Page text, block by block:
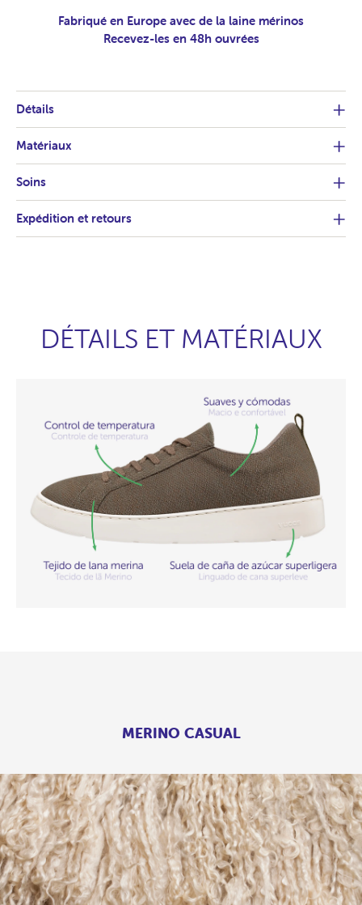
Fabriqué en Europe avec de la laine mérinos
Recevez-les en 48h ouvrées
Détails
Matériaux
Soins
Expédition et retours
DÉTAILS ET MATÉRIAUX
MERINO CASUAL